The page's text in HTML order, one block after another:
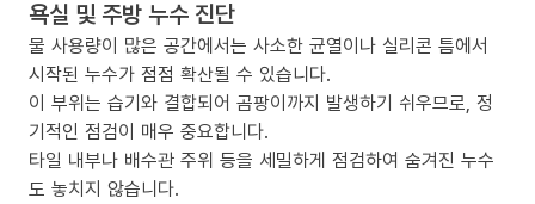
욕실 및 주방 누수 진단
물 사용량이 많은 공간에서는 사소한 균열이나 실리콘 틈에서
시작된 누수가 점점 확산될 수 있습니다.
이 부위는 습기와 결합되어 곰팡이까지 발생하기 쉬우므로, 정
기적인 점검이 매우 중요합니다.
타일 내부나 배수관 주위 등을 세밀하게 점검하여 숨겨진 누수
도 놓치지 않습니다.